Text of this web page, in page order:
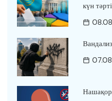
күн